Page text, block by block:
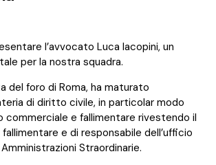
l’avvocato Luca Iacopini, un
per la nostra squadra.
del foro di Roma, ha maturato
di diritto civile, in particolar modo
commerciale e fallimentare rivestendo il
e di responsabile dell’ufficio
Straordinarie.